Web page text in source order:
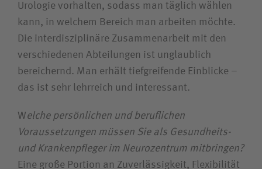
Urologie vorhalten, sodass man täglich wählen
kann, in welchem Bereich man arbeiten möchte.
Die interdisziplinäre Zusammenarbeit mit den
verschiedenen Abteilungen ist unglaublich
bereichernd. Man erhält tiefgreifende Einblicke –
das ist sehr lehrreich und interessant.
Welche persönlichen und beruflichen
Voraussetzungen müssen Sie als Gesundheits-
und Krankenpfleger im Neurozentrum mitbringen?
Eine große Portion an Zuverlässigkeit, Flexibilität